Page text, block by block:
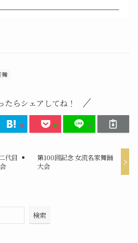
舞
たらシェアしてね！
代目
第100回記念 女流名家舞踊
大会
検索